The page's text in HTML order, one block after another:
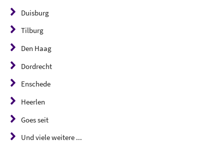
Duisburg
Tilburg
Den Haag
Dordrecht
Enschede
Heerlen
Goes seit
Und viele weitere ...